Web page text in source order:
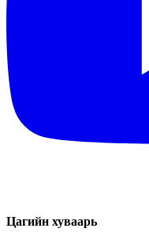
Цагийн хуваарь